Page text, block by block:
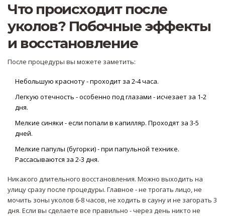
Что происходит после
уколов? Побочные эффекты
и восстановление
После процедуры вы можете заметить:
Небольшую красноту - проходит за 2-4 часа.
Легкую отечность - особенно под глазами - исчезает за 1-2
дня.
Мелкие синяки - если попали в капилляр. Проходят за 3-5
дней.
Мелкие папулы (бугорки) - при папульной технике.
Рассасываются за 2-3 дня.
Никакого длительного восстановления. Можно выходить на
улицу сразу после процедуры. Главное - не трогать лицо, не
мочить зоны уколов 6-8 часов, не ходить в сауну и не загорать 3
дня. Если вы сделаете все правильно - через день никто не